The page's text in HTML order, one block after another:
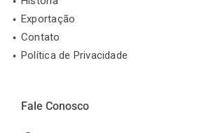
Exportação
Contato
Política de Privacidade
Fale Conosco